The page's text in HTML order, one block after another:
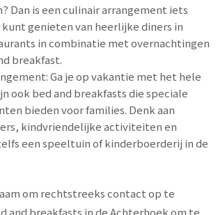
Dan is een culinair arrangement iets
kunt genieten van heerlijke diners in
in combinatie met overnachtingen
breakfast.
Ga je op vakantie met het hele
ook bed and breakfasts die speciale
bieden voor families. Denk aan
kindvriendelijke activiteiten en
een speeltuin of kinderboerderij in de
om rechtstreeks contact op te
and breakfasts in de Achterhoek om te